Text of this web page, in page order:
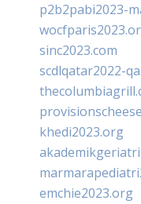
p2b2pabi2023-
sinc2023.com
scdlqatar2022-
khedi2023.org
emchie2023.org